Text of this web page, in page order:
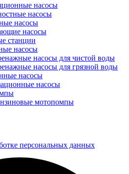
насосы
насосы
насосы
насосы
станции
насосы
насосы для чистой воды
насосы для грязной воды
насосы
насосы
мотопомпы
персональных данных